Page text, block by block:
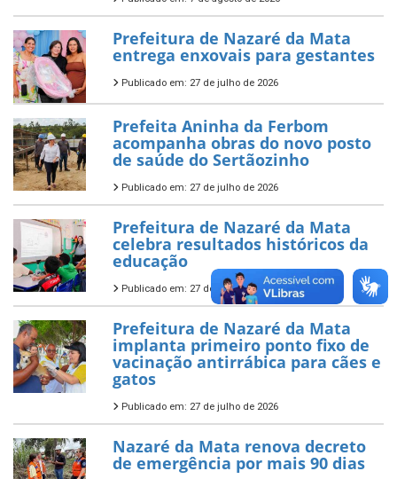
Prefeitura de Nazaré da Mata
entrega enxovais para gestantes
Publicado em: 27 de julho de 2026
Prefeita Aninha da Ferbom
acompanha obras do novo posto
de saúde do Sertãozinho
Publicado em: 27 de julho de 2026
Prefeitura de Nazaré da Mata
celebra resultados históricos da
educação
Publicado em: 27 de julho de 2026
Prefeitura de Nazaré da Mata
implanta primeiro ponto fixo de
vacinação antirrábica para cães e
gatos
Publicado em: 27 de julho de 2026
Nazaré da Mata renova decreto
de emergência por mais 90 dias